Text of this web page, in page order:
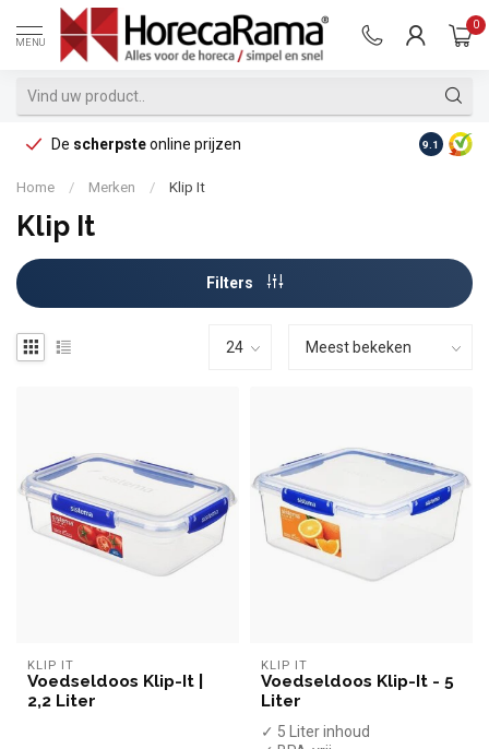
MENU
0
De scherpsteonline prijzen Op
9.1
Home / Merken / Klip It
Klip It
Filters
KLIP IT
Voedseldoos Klip-It |
2,2 Liter
KLIP IT
Voedseldoos Klip-It - 5
Liter
✓ 5 Liter inhoud